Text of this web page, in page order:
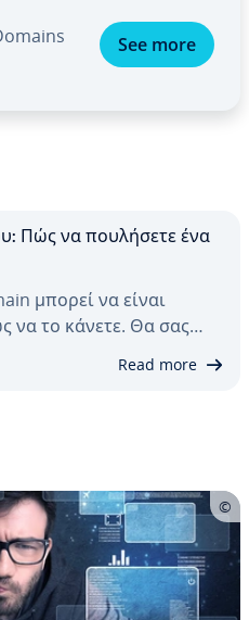
See more
Πώς να πουλήσετε ένα
μπορεί να είναι
να το κάνετε. Θα σας…
Read more